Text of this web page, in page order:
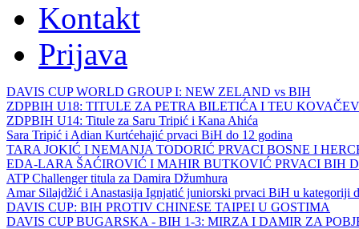
Kontakt
Prijava
DAVIS CUP WORLD GROUP I: NEW ZELAND vs BIH
ZDPBIH U18: TITULE ZA PETRA BILETIĆA I TEU
ZDPBIH U14: Titule za Saru Tripić i Kana Ahića
Sara Tripić i Adian Kurtćehajić prvaci BiH do 12 godina
TARA JOKIĆ I NEMANJA TODORIĆ PRVACI BOSNE I
EDA-LARA ŠAĆIROVIĆ I MAHIR BUTKOVIĆ PRVACI BIH
ATP Challenger titula za Damira Džumhura
Amar Silajdžić i Anastasija Ignjatić juniorski prvaci BiH u kategoriji
DAVIS CUP: BIH PROTIV CHINESE TAIPEI U GOSTIMA
DAVIS CUP BUGARSKA - BIH 1-3: MIRZA I DAMIR ZA